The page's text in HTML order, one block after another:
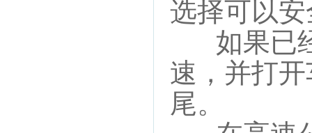
选择可以
如果已经
速，并打
尾。